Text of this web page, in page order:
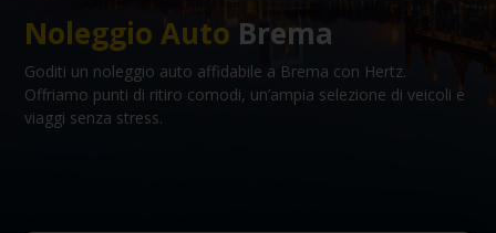
Noleggio Auto Brema
Goditi un noleggio auto affidabile a Brema con Hertz.
Offriamo punti di ritiro comodi, un’ampia selezione di veicoli e
viaggi senza stress.